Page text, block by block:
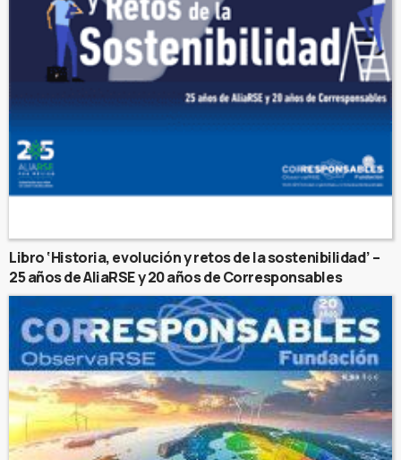
Libro ‘Historia, evolución y retos de la sostenibilidad’ –
25 años de AliaRSE y 20 años de Corresponsables